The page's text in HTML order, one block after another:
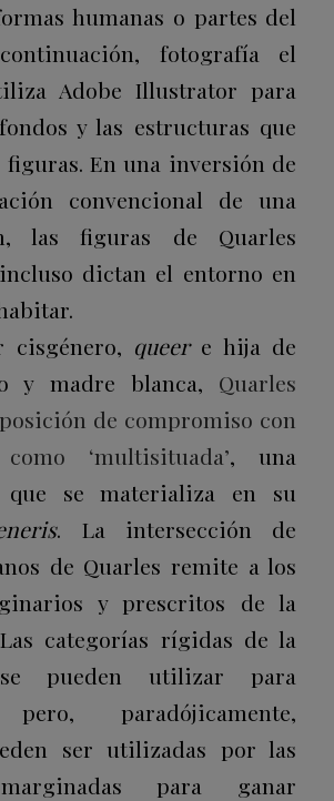
humanas o partes del
fotografía el
Adobe Illustrator para
y las estructuras que
figuras. En una inversión de
convencional de una
las figuras de Quarles
dictan el entorno en
cisgénero, queere hija de
y madre blanca, Quarles
de compromiso con
‘multisituada’, una
que se materializa en su
. La intersección de
de Quarles remite a los
y prescritos de la
categorías rígidas de la
pueden utilizar para
paradójicamente,
ser utilizadas por las
para ganar